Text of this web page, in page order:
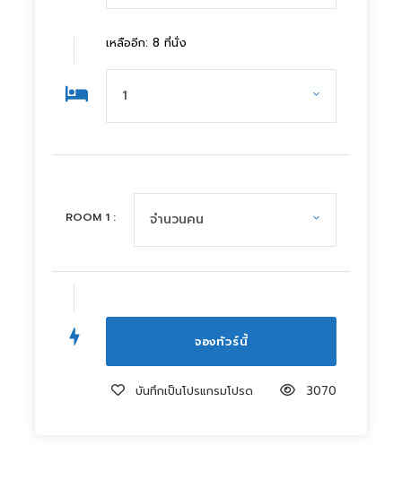
เหลืออีก: 8 ที่นั่ง
ROOM 1 :
บันทึกเป็นโปรแกรมโปรด 3070